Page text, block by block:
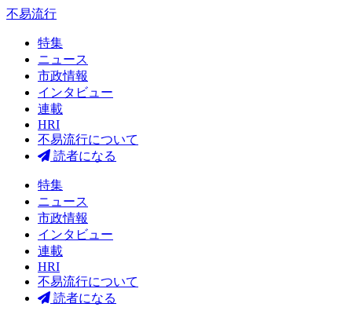
不易流行
特集
ニュース
市政情報
インタビュー
連載
HRI
不易流行について
読者になる
特集
ニュース
市政情報
インタビュー
連載
HRI
不易流行について
読者になる